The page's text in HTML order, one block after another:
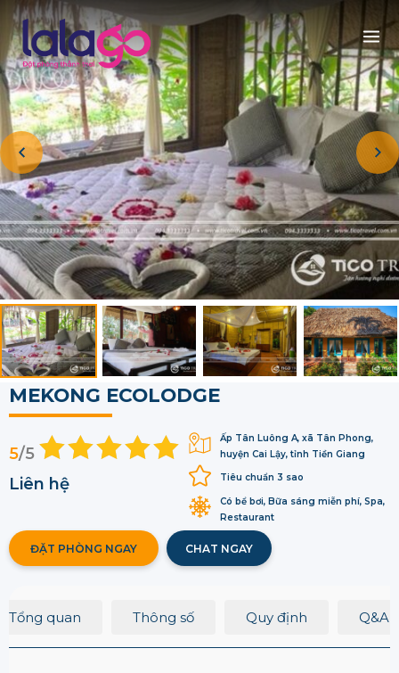
MEKONG ECOLODGE
Ấp Tân Luông A, xã Tân Phong,
huyện Cai Lậy, tỉnh Tiền Giang
Tiêu chuẩn 3 sao
Có bể bơi, Bữa sáng miễn phí, Spa,
Restaurant
5/5
Liên hệ
ĐẶT PHÒNG NGAY CHAT NGAY
Tổng quan Thông số Quy định Q&A